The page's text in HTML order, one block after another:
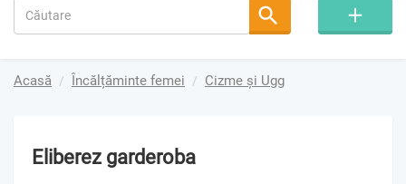
Acasă Încălțăminte femei Cizme și Ugg
Eliberez garderoba